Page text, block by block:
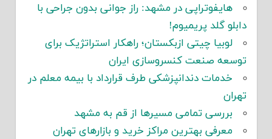
هایفوتراپی در مشهد: راز جوانی بدون جراحی با
دابلو گلد پریمیوم!
لوبیا چیتی ازبکستان؛ راهکار استراتژیک برای
توسعه صنعت کنسروسازی ایران
خدمات دندانپزشکی طرف قرارداد با بیمه معلم در
تهران
بررسی تمامی مسیرها از قم به مشهد
معرفی بهترین مراکز خرید و بازارهای تهران